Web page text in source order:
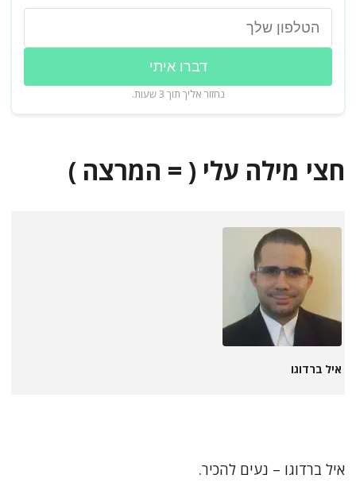
דברו איתי
נחזור אליך תוך 3 שעות.
חצי מילה עלי ( = המרצה )
איל ברדוגו
איל ברדוגו – נעים להכיר.